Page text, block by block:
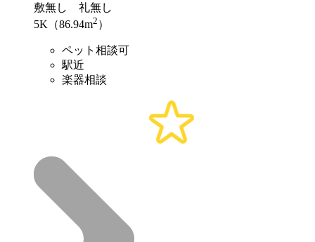
敷無し 礼無し
5K（86.94m2 ）
ペット相談可
駅近
楽器相談